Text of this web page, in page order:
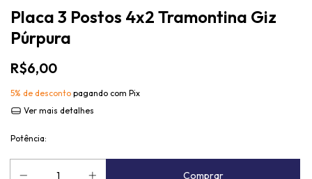
Placa 3 Postos 4x2 Tramontina Giz
Púrpura
R$6,00
5% de desconto pagando com Pix
Ver mais detalhes
Potência: